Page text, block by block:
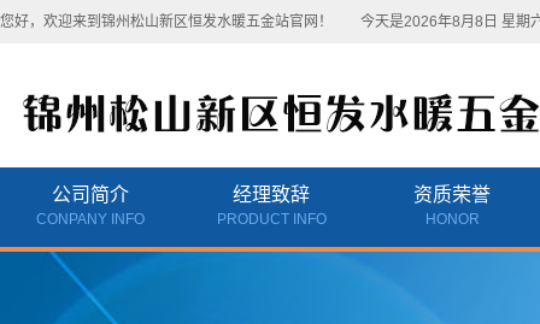
您好，欢迎来到锦州松山新区恒发水暖五金站官网！ 今天是2026年8月8日 星期
公司简介
CONPANY INFO
经理致辞
PRODUCT INFO
资质荣誉
HONOR